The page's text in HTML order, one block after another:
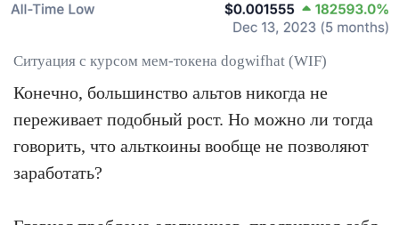
Ситуация с курсом мем-токена dogwifhat (WIF)
Конечно, большинство альтов никогда не
переживает подобный рост. Но можно ли тогда
говорить, что альткоины вообще не позволяют
заработать?